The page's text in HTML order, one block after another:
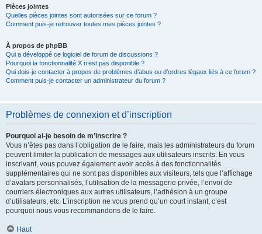
Pièces jointes
Quelles pièces jointes sont autorisées sur ce forum ?
Comment puis-je retrouver toutes mes pièces jointes ?
À propos de phpBB
Qui a développé ce logiciel de forum de discussions ?
Pourquoi la fonctionnalité X n’est pas disponible ?
Qui dois-je contacter à propos de problèmes d’abus ou d’ordres légaux liés à ce forum ?
Comment puis-je contacter un administrateur du forum ?
Problèmes de connexion et d’inscription
Pourquoi ai-je besoin de m’inscrire ?
Vous n’êtes pas dans l’obligation de le faire, mais les administrateurs du forum
peuvent limiter la publication de messages aux utilisateurs inscrits. En vous
inscrivant, vous pouvez également avoir accès à des fonctionnalités
supplémentaires qui ne sont pas disponibles aux visiteurs, tels que l’affichage
d’avatars personnalisés, l’utilisation de la messagerie privée, l’envoi de
courriers électroniques aux autres utilisateurs, l’adhésion à un groupe
d’utilisateurs, etc. L’inscription ne vous prend qu’un court instant, c’est
pourquoi nous vous recommandons de le faire.
Haut